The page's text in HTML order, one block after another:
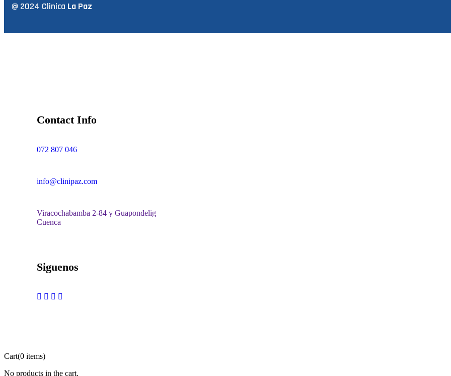
@ 2024 Clinica La Paz
Contact Info
072 807 046
info@clinipaz.com
Viracochabamba 2-84 y Guapondelig
Cuenca
Siguenos
Cart(0 items)
No products in the cart.